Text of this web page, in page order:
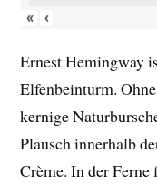
«
‹
Ernest Hemingway
Elfenbeinturm.
kernige
Plausch innerhalb
Crème. In der